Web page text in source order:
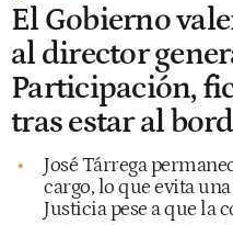
El Gobierno
al director
Participación,
tras estar al
José Tárrega
cargo, lo que evita
Justicia pese a que la